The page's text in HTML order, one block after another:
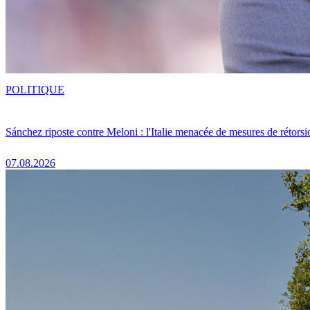
Sánchez riposte contre Meloni : l'Italie menacée de mesures de
07.08.2026
POLITIQUE